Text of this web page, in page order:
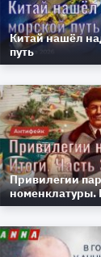
Китай нашёл
путь
Привилегии
номенклатуры.